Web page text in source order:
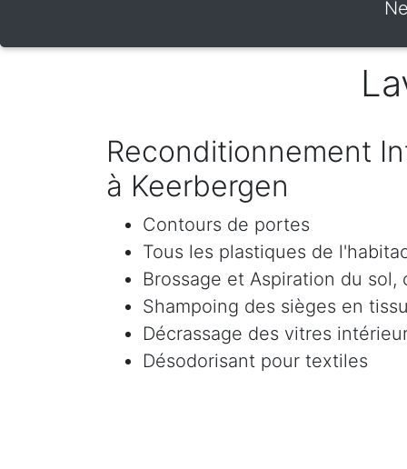
Reconditionnement
à Keerbergen
Contours de portes
Tous les plastiques de
Brossage et Aspiration du
Shampoing des sièges en
Décrassage des vitres
Désodorisant pour textiles